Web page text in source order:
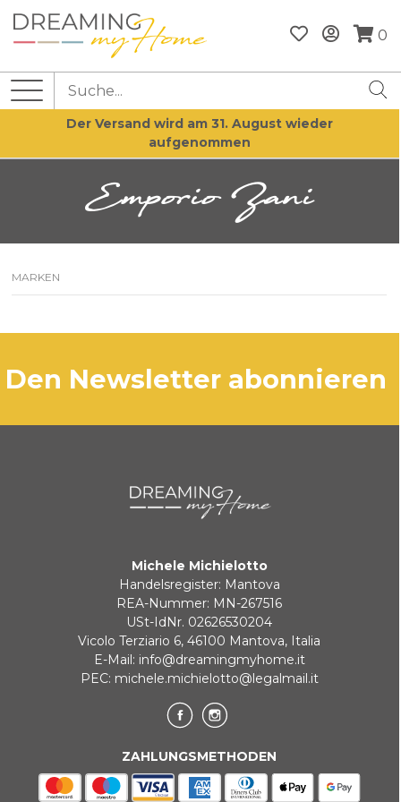
0
Der Versand wird am 31. August wieder
aufgenommen
Emporio Zani
MARKEN
den Newsletter abonnieren
Michele Michielotto
Handelsregister: Mantova
REA-Nummer: MN-267516
USt-IdNr. 02626530204
Vicolo Terziario 6, 46100 Mantova, Italia
E-Mail: info@dreamingmyhome.it
PEC: michele.michielotto@legalmail.it
ZAHLUNGSMETHODEN